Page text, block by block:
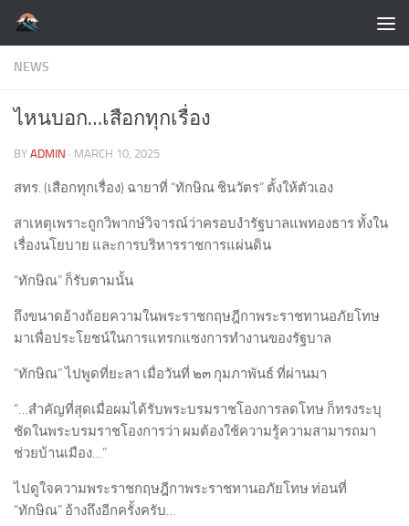
Skip to content
NEWS
ไหนบอก…เสือกทุกเรื่อง
BY ADMIN · MARCH 10, 2025
สทร. (เสือกทุกเรื่อง) ฉายาที่ “ทักษิณ ชินวัตร” ตั้งให้ตัวเอง
สาเหตุเพราะถูกวิพากษ์วิจารณ์ว่าครอบงำรัฐบาลแพทองธาร ทั้งใน
เรื่องนโยบาย และการบริหารราชการแผ่นดิน
“ทักษิณ” ก็รับตามนั้น
ถึงขนาดอ้างถ้อยความในพระราชกฤษฎีกาพระราชทานอภัยโทษ
มาเพื่อประโยชน์ในการแทรกแซงการทำงานของรัฐบาล
“ทักษิณ” ไปพูดที่ยะลา เมื่อวันที่ ๒๓ กุมภาพันธ์ ที่ผ่านมา
“…สำคัญที่สุดเมื่อผมได้รับพระบรมราชโองการลดโทษ ก็ทรงระบุ
ชัดในพระบรมราชโองการว่า ผมต้องใช้ความรู้ความสามารถมา
ช่วยบ้านเมือง…”
ไปดูใจความพระราชกฤษฎีกาพระราชทานอภัยโทษ ท่อนที่
“ทักษิณ” อ้างถึงอีกครั้งครับ…